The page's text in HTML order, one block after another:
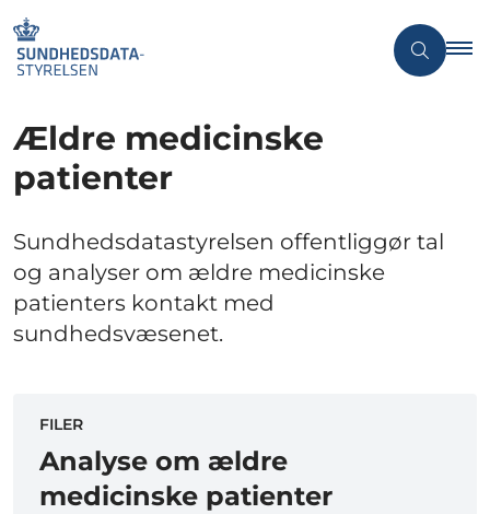
Ældre medicinske
patienter
Sundhedsdatastyrelsen offentliggør tal
og analyser om ældre medicinske
patienters kontakt med
sundhedsvæsenet.
FILER
Analyse om ældre
medicinske patienter